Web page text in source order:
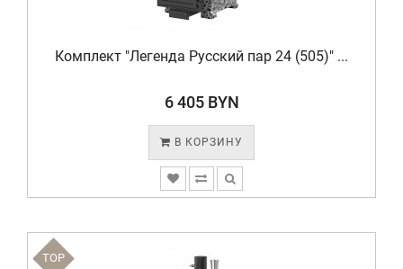
Комплект "Легенда Русский пар 24 (505)" ...
6 405 BYN
В КОРЗИНУ
TOP